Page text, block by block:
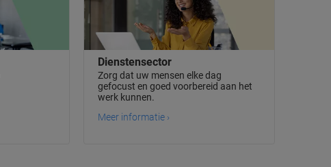
Dienstensector
Zorg dat uw mensen elke dag
gefocust en goed voorbereid aan het
werk kunnen.
Meer informatie ›